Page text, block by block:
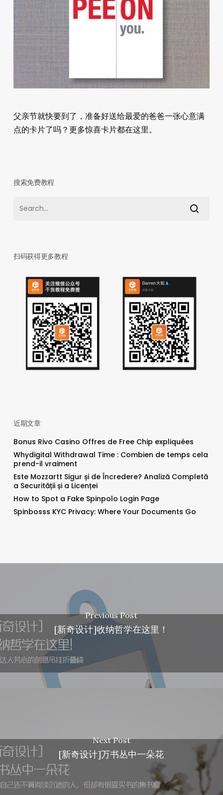
父亲节就快要到了，准备好送给最爱的爸爸一张心意满
点的卡片了吗？更多惊喜卡片都在这里。
搜索免费教程
扫码获得更多教程
近期文章
Bonus Rivo Casino Offres de Free Chip expliquées
Whydigital Withdrawal Time : Combien de temps cela
prend-il vraiment
Este Mozzartt Sigur și de Încredere? Analiză Completă
a Securității și a Licenței
How to Spot a Fake Spinpolo Login Page
Spinbosss KYC Privacy: Where Your Documents Go
Previous Post
[新奇设计]收纳哲学在这里！
Next Post
[新奇设计]万书丛中一朵花